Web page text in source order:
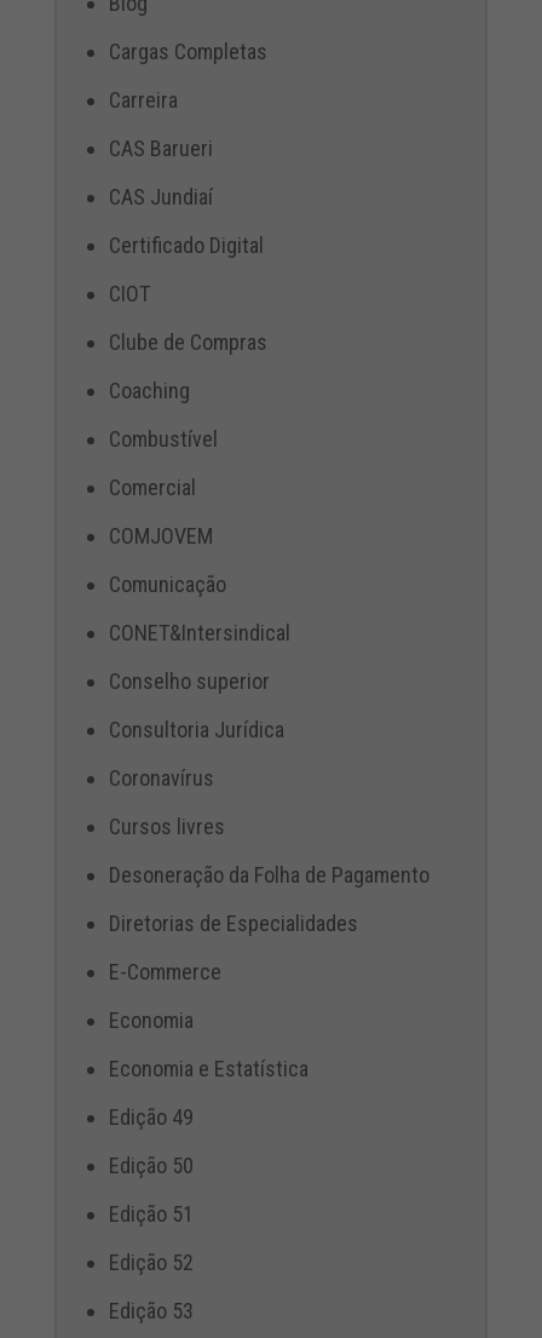
Cargas Completas
Carreira
CAS Barueri
CAS Jundiaí
Certificado Digital
CIOT
Clube de Compras
Coaching
Combustível
Comercial
COMJOVEM
Comunicação
CONET&Intersindical
Conselho superior
Consultoria Jurídica
Coronavírus
Cursos livres
Desoneração da Folha de Pagamento
Diretorias de Especialidades
E-Commerce
Economia
Economia e Estatística
Edição 49
Edição 50
Edição 51
Edição 52
Edição 53